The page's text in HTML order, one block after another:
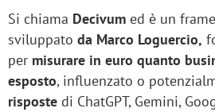
Si chiama Decivum ed è un
sviluppato da Marco Loguercio,
per misurare in euro quanto
esposto, influenzato o
risposte di ChatGPT, Gemini,